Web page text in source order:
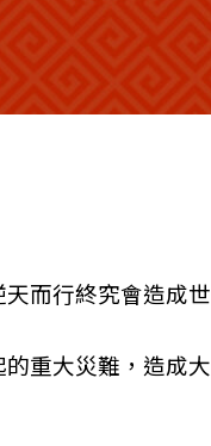
而行終究會造成
重大災難，造成